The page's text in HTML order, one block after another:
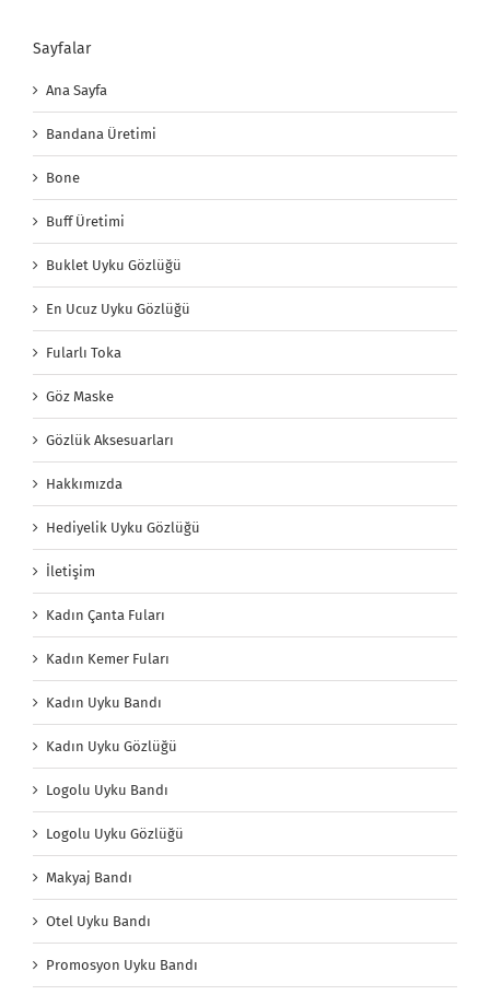
Sayfalar
Ana Sayfa
Bandana Üretimi
Bone
Buff Üretimi
Buklet Uyku Gözlüğü
En Ucuz Uyku Gözlüğü
Fularlı Toka
Göz Maske
Gözlük Aksesuarları
Hakkımızda
Hediyelik Uyku Gözlüğü
İletişim
Kadın Çanta Fuları
Kadın Kemer Fuları
Kadın Uyku Bandı
Kadın Uyku Gözlüğü
Logolu Uyku Bandı
Logolu Uyku Gözlüğü
Makyaj Bandı
Otel Uyku Bandı
Promosyon Uyku Bandı